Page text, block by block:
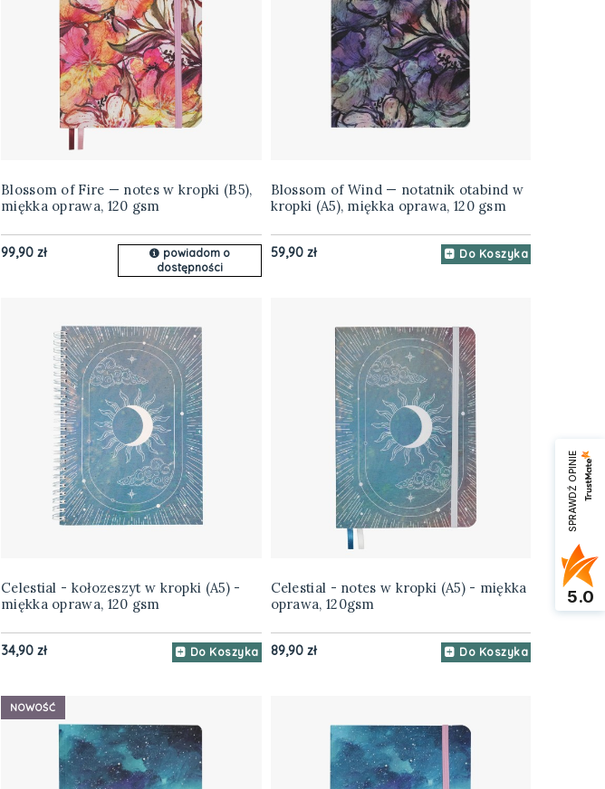
Blossom of Fire — notes w kropki (B5),
miękka oprawa, 120 gsm
99,90 zł
powiadom o
dostępności
Blossom of Wind — notatnik otabind w
kropki (A5), miękka oprawa, 120 gsm
59,90 zł Do Koszyka
Celestial - kołozeszyt w kropki (A5) -
miękka oprawa, 120 gsm
34,90 zł Do Koszyka
Celestial - notes w kropki (A5) - miękka
oprawa, 120gsm
89,90 zł Do Koszyka
NOWOŚĆ
SPRAWDŹ OPINIE
5.0